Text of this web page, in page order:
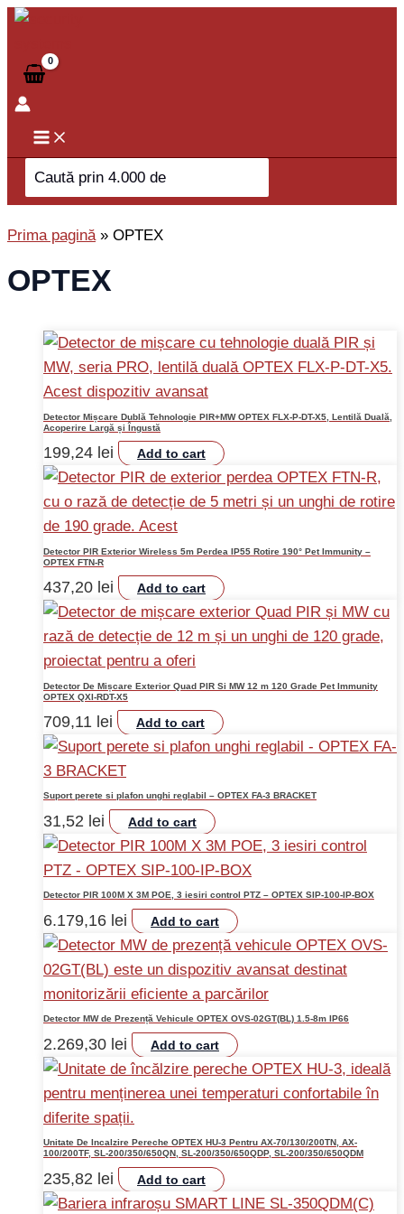
Skip
content
Search
for:
Prima pagină» OPTEX
OPTEX
Detector Mișcare Dublă Tehnologie PIR+MW OPTEX FLX-P-DT-X5, Lentilă Duală,
Acoperire Largă și Îngustă
199,24 lei Add to cart
Detector PIR Exterior Wireless 5m Perdea IP55 Rotire 190° Pet Immunity –
OPTEX FTN-R
437,20 lei Add to cart
Detector De Mișcare Exterior Quad PIR Si MW 12 m 120 Grade Pet Immunity
OPTEX QXI-RDT-X5
709,11 lei Add to cart
Suport perete si plafon unghi reglabil – OPTEX FA-3 BRACKET
31,52 lei Add to cart
Detector PIR 100M X 3M POE, 3 iesiri control PTZ – OPTEX SIP-100-IP-BOX
6.179,16 lei Add to cart
Detector MW de Prezență Vehicule OPTEX OVS-02GT(BL) 1.5-8m IP66
2.269,30 lei Add to cart
Unitate De Incalzire Pereche OPTEX HU-3 Pentru AX-70/130/200TN, AX-
100/200TF, SL-200/350/650QN, SL-200/350/650QDP, SL-200/350/650QDM
235,82 lei Add to cart